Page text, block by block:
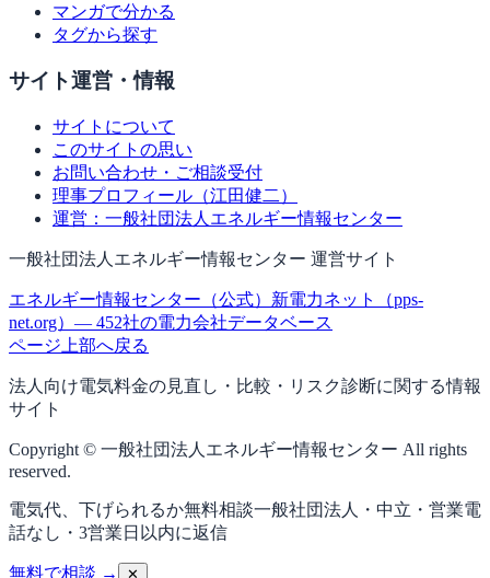
マンガで分かる
タグから探す
サイト運営・情報
サイトについて
このサイトの思い
お問い合わせ・ご相談受付
理事プロフィール（江田健二）
運営：一般社団法人エネルギー情報センター
一般社団法人エネルギー情報センター 運営サイト
エネルギー情報センター（公式） 新電力ネット（pps-
net.org）— 452社の電力会社データベース
ページ上部へ戻る
法人向け電気料金の見直し・比較・リスク診断に関する情報
サイト
Copyright © 一般社団法人エネルギー情報センター All rights
reserved.
電気代、下げられるか無料相談一般社団法人・中立・営業電
話なし・3営業日以内に返信
無料で相談 → ✕